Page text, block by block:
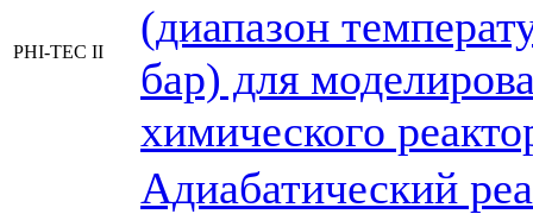
PHI-TEC II
(диапазон
бар) для
химического
Адиабатический